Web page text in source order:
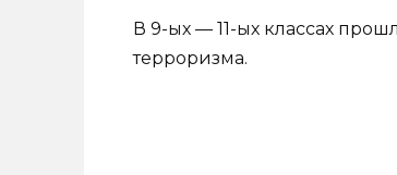
В 9-ых — 11-ых классах
терроризма.